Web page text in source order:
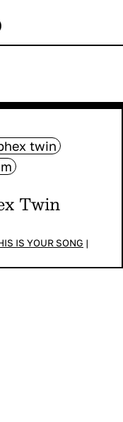
Twin
IS YOUR SONG |
twin